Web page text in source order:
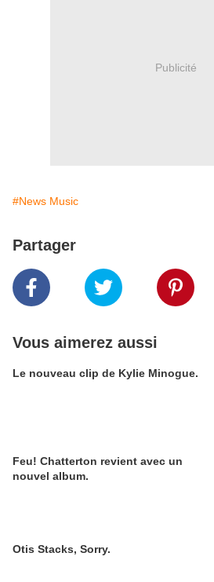
Publicité
#News Music
Partager
Vous aimerez aussi
Le nouveau clip de Kylie Minogue.
Feu! Chatterton revient avec un
nouvel album.
Otis Stacks, Sorry.